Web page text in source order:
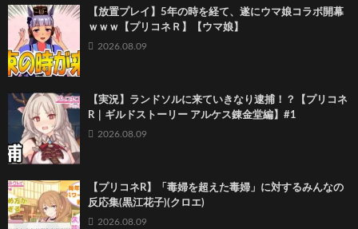
【放置プレイ】5年の時を経て、遂にウマ娘コラボ開幕
ｗｗｗ【プリコネＲ】【ウマ娘】
2026.08.09
【実況】ランドソルに来ていきなり逮捕！？【プリコネ
R｜ギルドストーリー アルケス錬金堂編】#1
2026.08.09
【プリコネR】「毒婦を超えた毒婦」に対するみんなの
反応集(黒江花子)(クロエ)
2026.08.09